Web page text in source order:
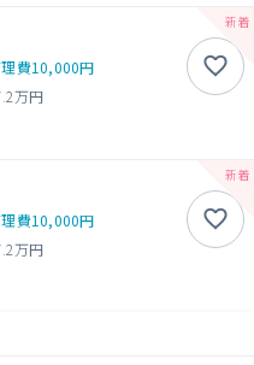
費10,000円
万円
費10,000円
万円